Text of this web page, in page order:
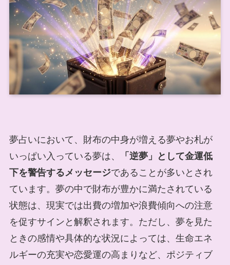
夢占いにおいて、財布の中身が増える夢やお札が
いっぱい入っている夢は、
「逆夢」として金運低
下を警告するメッセージであることが多いとされ
ています。夢の中で財布が豊かに満たされている
状態は、現実では出費の増加や浪費傾向への注意
を促すサインと解釈されます。ただし、夢を見た
ときの感情や具体的な状況によっては、生命エネ
ルギーの充実や恋愛運の高まりなど、ポジティブ